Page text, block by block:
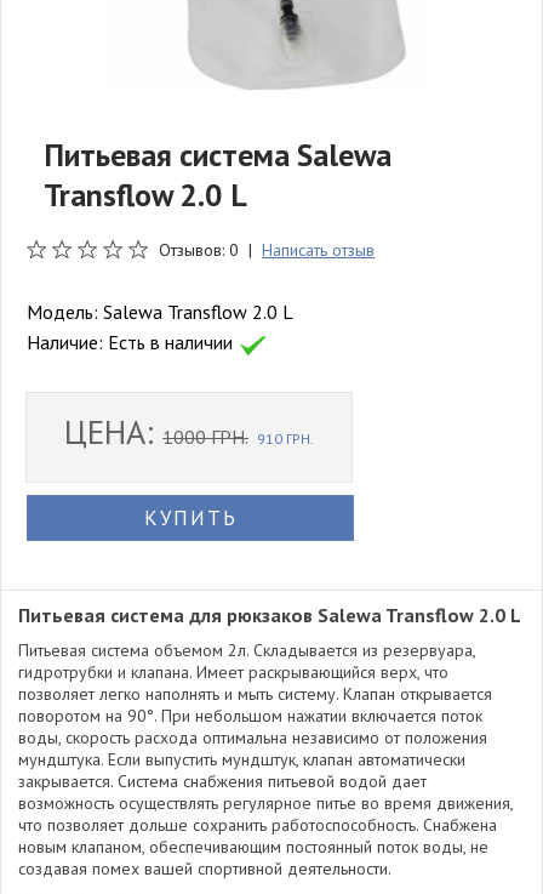
Питьевая система Salewa
Transflow 2.0 L
Отзывов: 0 | Написать отзыв
Модель: Salewa Transflow 2.0 L
Наличие: Есть в наличии
ЦЕНА: 1000 ГРН. 910 ГРН.
КУПИТЬ
Питьевая система для рюкзаков Salewa Transflow 2.0 L
Питьевая система объемом 2л. Складывается из резервуара,
гидротрубки и клапана. Имеет раскрывающийся верх, что
позволяет легко наполнять и мыть систему. Клапан открывается
поворотом на 90°. При небольшом нажатии включается поток
воды, скорость расхода оптимальна независимо от положения
мундштука. Если выпустить мундштук, клапан автоматически
закрывается. Система снабжения питьевой водой дает
возможность осуществлять регулярное питье во время движения,
что позволяет дольше сохранить работоспособность. Снабжена
новым клапаном, обеспечивающим постоянный поток воды, не
создавая помех вашей спортивной деятельности.